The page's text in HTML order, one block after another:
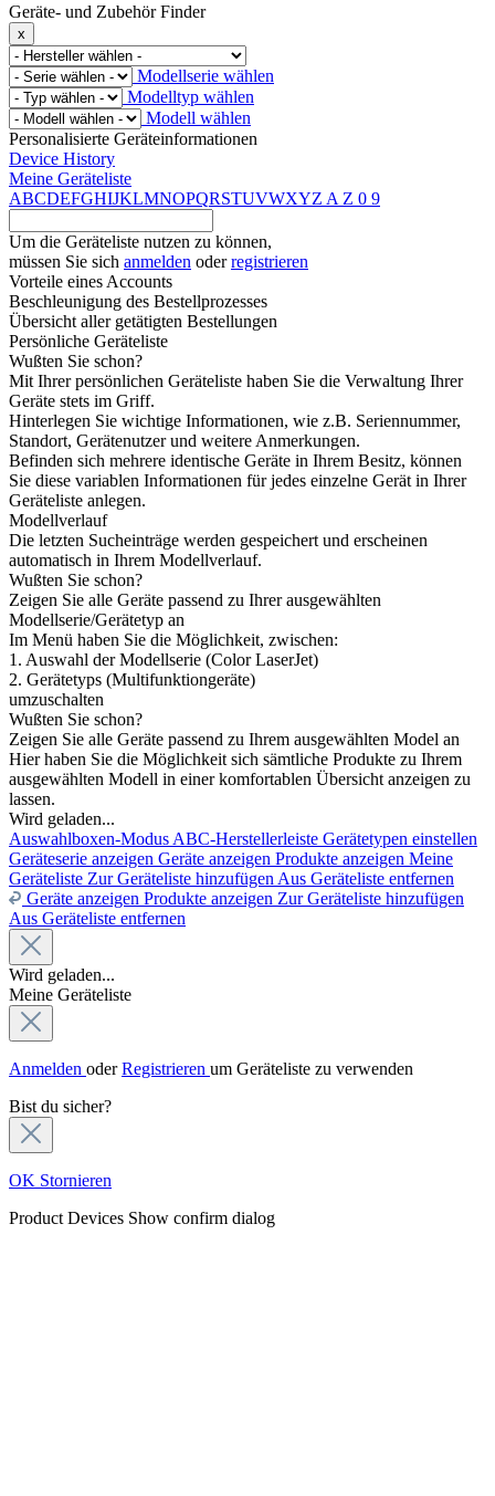
Geräte- und Zubehör Finder
x
Modellserie wählen
Modelltyp wählen
Modell wählen
Personalisierte Geräteinformationen
Device History
Meine Geräteliste
ABCDEFGHIJKLMNOPQRSTUVWXYZ A Z 0 9
Um die Geräteliste nutzen zu können,
müssen Sie sich anmelden oderregistrieren
Vorteile eines Accounts
Beschleunigung des Bestellprozesses
Übersicht aller getätigten Bestellungen
Persönliche Geräteliste
Wußten Sie schon?
Mit Ihrer persönlichen Geräteliste haben Sie die Verwaltung Ihrer
Geräte stets im Griff.
Hinterlegen Sie wichtige Informationen, wie z.B. Seriennummer,
Standort, Gerätenutzer und weitere Anmerkungen.
Befinden sich mehrere identische Geräte in Ihrem Besitz, können
Sie diese variablen Informationen für jedes einzelne Gerät in Ihrer
Geräteliste anlegen.
Modellverlauf
Die letzten Sucheinträge werden gespeichert und erscheinen
automatisch in Ihrem Modellverlauf.
Wußten Sie schon?
Zeigen Sie alle Geräte passend zu Ihrer ausgewählten
Modellserie/Gerätetyp an
Im Menü haben Sie die Möglichkeit, zwischen:
1. Auswahl der Modellserie (Color LaserJet)
2. Gerätetyps (Multifunktiongeräte)
umzuschalten
Wußten Sie schon?
Zeigen Sie alle Geräte passend zu Ihrem ausgewählten Model an
Hier haben Sie die Möglichkeit sich sämtliche Produkte zu Ihrem
ausgewählten Modell in einer komfortablen Übersicht anzeigen zu
lassen.
Wird geladen...
Auswahlboxen-Modus ABC-Herstellerleiste Gerätetypen einstellen
Geräteserie anzeigen Geräte anzeigen Produkte anzeigen Meine
Geräteliste Zur Geräteliste hinzufügen Aus Geräteliste entfernen
Geräte anzeigen Produkte anzeigen Zur Geräteliste hinzufügen
Aus Geräteliste entfernen
Wird geladen...
Meine Geräteliste
Anmelden oderRegistrieren um Geräteliste zu verwenden
Bist du sicher?
OK Stornieren
Product Devices Show confirm dialog